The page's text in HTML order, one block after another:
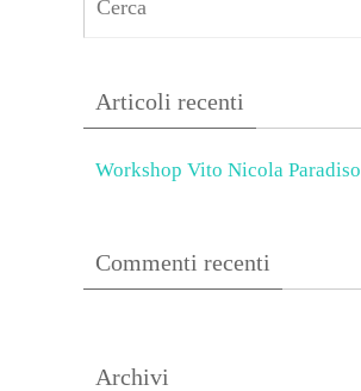
Articoli recenti
Workshop Vito Nicola Paradiso
Commenti recenti
Archivi